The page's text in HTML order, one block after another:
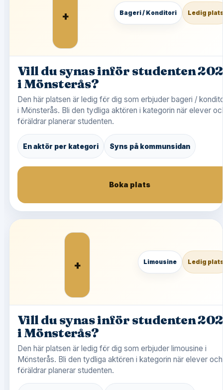
+ Bageri / Konditori Ledig
Vill du synas inför studenten
i Mönsterås?
Den här platsen är ledig för dig som erbjuder bageri /
i Mönsterås. Bli den tydliga aktören i kategorin när elever
föräldrar planerar studenten.
En aktör per kategori Syns på kommunsidan
Boka plats
+ Limousine Ledig
Vill du synas inför studenten
i Mönsterås?
Den här platsen är ledig för dig som erbjuder limousine i
Mönsterås. Bli den tydliga aktören i kategorin när elever och
föräldrar planerar studenten.